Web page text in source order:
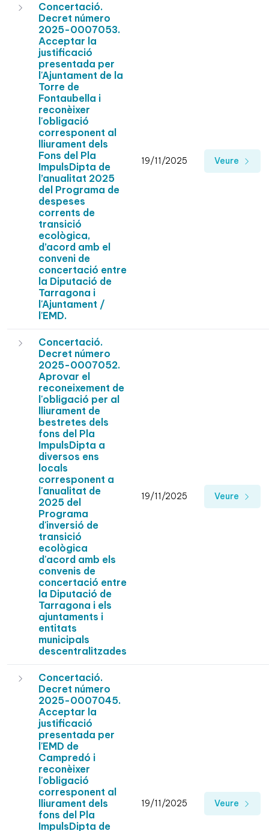
Concertació.
Decret número
2025-0007053.
Acceptar la
justificació
presentada per
l'Ajuntament de la
Torre de
Fontaubella i
reconèixer
l'obligació
corresponent al
lliurament dels
Fons del Pla
ImpulsDipta de
l’anualitat 2025
del Programa de
despeses
corrents de
transició
ecològica,
d’acord amb el
conveni de
concertació entre
la Diputació de
Tarragona i
l'Ajuntament /
l'EMD.
19/11/2025 Veure
Concertació.
Decret número
2025-0007052.
Aprovar el
reconeixement de
l'obligació per al
lliurament de
bestretes dels
fons del Pla
ImpulsDipta a
diversos ens
locals
corresponent a
l'anualitat de
2025 del
Programa
d'inversió de
transició
ecològica
d'acord amb els
convenis de
concertació entre
la Diputació de
Tarragona i els
ajuntaments i
entitats
municipals
descentralitzades
19/11/2025 Veure
Concertació.
Decret número
2025-0007045.
Acceptar la
justificació
presentada per
l'EMD de
Campredó i
reconèixer
l'obligació
corresponent al
lliurament dels
fons del Pla
ImpulsDipta de
19/11/2025 Veure